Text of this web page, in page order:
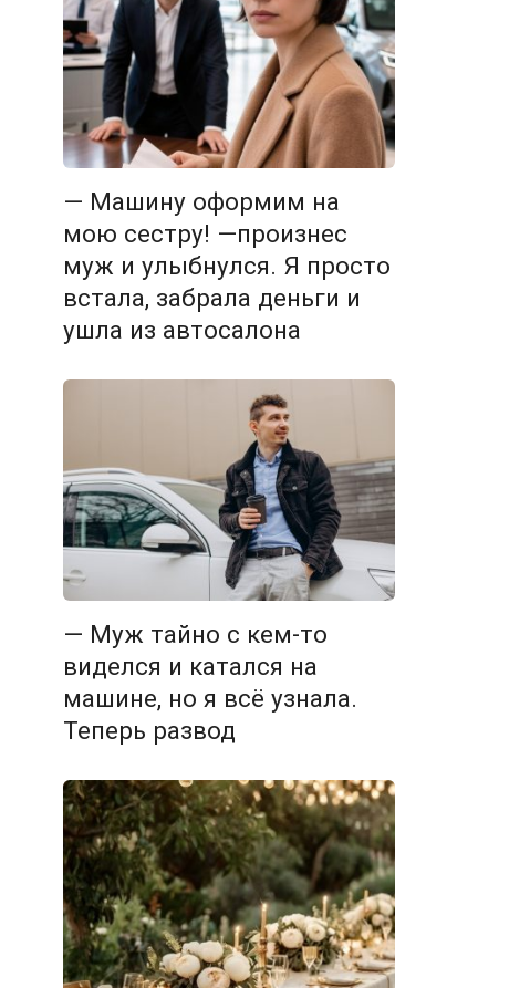
— Машину оформим на
мою сестру! —произнес
муж и улыбнулся. Я просто
встала, забрала деньги и
ушла из автосалона
— Муж тайно с кем-то
виделся и катался на
машине, но я всё узнала.
Теперь развод